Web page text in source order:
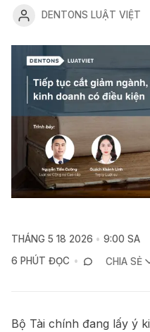
DENTONS LUẬT VIỆT
THÁNG 5 18 2026
9:00 SA
6 PHÚT ĐỌC
CHIA SẺ
Bộ Tài chính đang lấy ý